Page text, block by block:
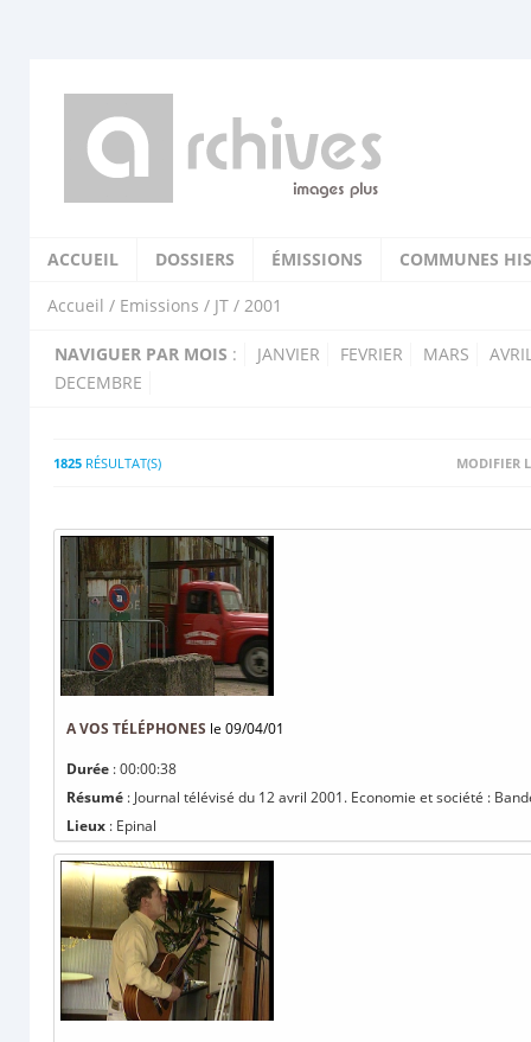
ACCUEIL DOSSIERS ÉMISSIONS COMMUNES
Accueil / Emissions / JT / 2001
NAVIGUER PAR MOIS : JANVIER FEVRIER MARS
DECEMBRE
1825 RÉSULTAT(S) MODIFIER
A VOS TÉLÉPHONES le 09/04/01
Durée : 00:00:38
Résumé : Journal télévisé du 12 avril 2001. Economie et société :
Lieux : Epinal